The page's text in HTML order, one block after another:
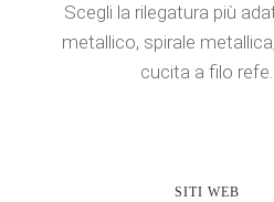
Scegli la rilegatura più
metallico, spirale
cucita a filo refe.
SITI WEB